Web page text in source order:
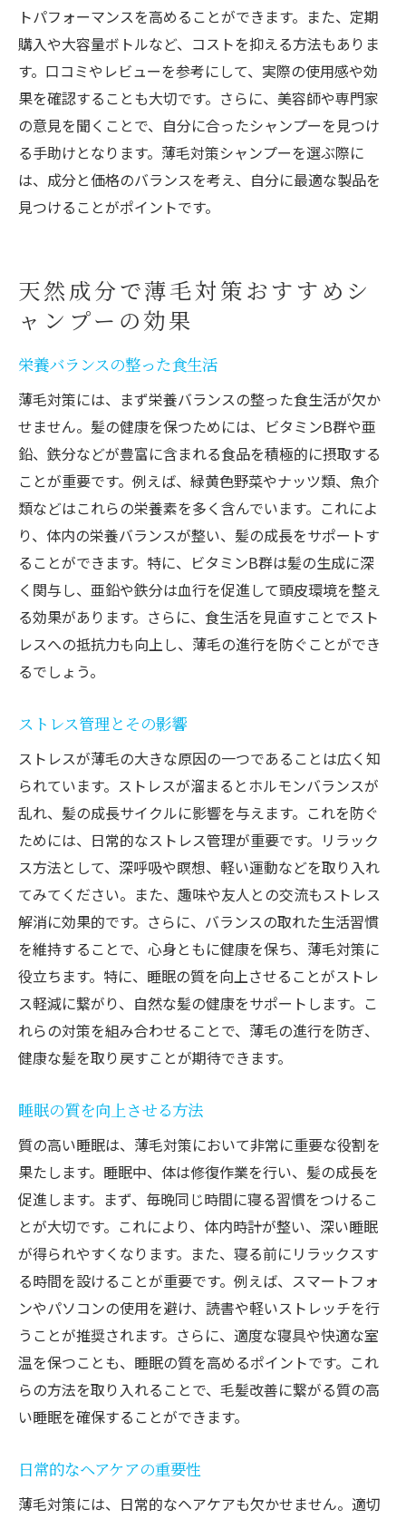
トパフォーマンスを高めることができます。また、定期
購入や大容量ボトルなど、コストを抑える方法もありま
す。口コミやレビューを参考にして、実際の使用感や効
果を確認することも大切です。さらに、美容師や専門家
の意見を聞くことで、自分に合ったシャンプーを見つけ
る手助けとなります。薄毛対策シャンプーを選ぶ際に
は、成分と価格のバランスを考え、自分に最適な製品を
見つけることがポイントです。
天然成分で薄毛対策おすすめシ
ャンプーの効果
栄養バランスの整った食生活
薄毛対策には、まず栄養バランスの整った食生活が欠か
せません。髪の健康を保つためには、ビタミンB群や亜
鉛、鉄分などが豊富に含まれる食品を積極的に摂取する
ことが重要です。例えば、緑黄色野菜やナッツ類、魚介
類などはこれらの栄養素を多く含んでいます。これによ
り、体内の栄養バランスが整い、髪の成長をサポートす
ることができます。特に、ビタミンB群は髪の生成に深
く関与し、亜鉛や鉄分は血行を促進して頭皮環境を整え
る効果があります。さらに、食生活を見直すことでスト
レスへの抵抗力も向上し、薄毛の進行を防ぐことができ
るでしょう。
ストレス管理とその影響
ストレスが薄毛の大きな原因の一つであることは広く知
られています。ストレスが溜まるとホルモンバランスが
乱れ、髪の成長サイクルに影響を与えます。これを防ぐ
ためには、日常的なストレス管理が重要です。リラック
ス方法として、深呼吸や瞑想、軽い運動などを取り入れ
てみてください。また、趣味や友人との交流もストレス
解消に効果的です。さらに、バランスの取れた生活習慣
を維持することで、心身ともに健康を保ち、薄毛対策に
役立ちます。特に、睡眠の質を向上させることがストレ
ス軽減に繋がり、自然な髪の健康をサポートします。こ
れらの対策を組み合わせることで、薄毛の進行を防ぎ、
健康な髪を取り戻すことが期待できます。
睡眠の質を向上させる方法
質の高い睡眠は、薄毛対策において非常に重要な役割を
果たします。睡眠中、体は修復作業を行い、髪の成長を
促進します。まず、毎晩同じ時間に寝る習慣をつけるこ
とが大切です。これにより、体内時計が整い、深い睡眠
が得られやすくなります。また、寝る前にリラックスす
る時間を設けることが重要です。例えば、スマートフォ
ンやパソコンの使用を避け、読書や軽いストレッチを行
うことが推奨されます。さらに、適度な寝具や快適な室
温を保つことも、睡眠の質を高めるポイントです。これ
らの方法を取り入れることで、毛髪改善に繋がる質の高
い睡眠を確保することができます。
日常的なヘアケアの重要性
薄毛対策には、日常的なヘアケアも欠かせません。適切